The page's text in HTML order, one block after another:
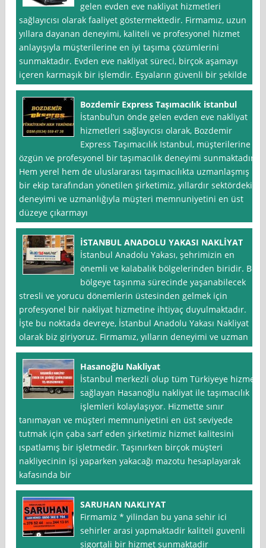
gelen evden eve nakliyat hizmetleri
sağlayıcısı olarak faaliyet göstermektedir. Firmamız, uzun
yıllara dayanan deneyimi, kaliteli ve profesyonel hizmet
anlayışıyla müşterilerine en iyi taşıma çözümlerini
sunmaktadır. Evden eve nakliyat süreci, birçok aşamayı
içeren karmaşık bir işlemdir. Eşyaların güvenli bir şekilde
Bozdemir Express Taşımacılık istanbul
İstanbul‘un önde gelen evden eve nakliyat
hizmetleri sağlayıcısı olarak, Bozdemir
Express Taşımacılık Istanbul, müşterilerine
özgün ve profesyonel bir taşımacılık deneyimi sunmaktadır.
Hem yerel hem de uluslararası taşımacılıkta uzmanlaşmış
bir ekip tarafından yönetilen şirketimiz, yıllardır sektördeki
deneyimi ve uzmanlığıyla müşteri memnuniyetini en üst
düzeye çıkarmayı
İSTANBUL ANADOLU YAKASI NAKLİYAT
İstanbul Anadolu Yakası, şehrimizin en
önemli ve kalabalık bölgelerinden biridir. Bu
bölgeye taşınma sürecinde yaşanabilecek
stresli ve yorucu dönemlerin üstesinden gelmek için
profesyonel bir nakliyat hizmetine ihtiyaç duyulmaktadır.
İşte bu noktada devreye, İstanbul Anadolu Yakası Nakliyat
olarak biz giriyoruz. Firmamız, yılların deneyimi ve uzman
Hasanoğlu Nakliyat
İstanbul merkezli olup tüm Türkiyeye hizmet
sağlayan Hasanoğlu nakliyat ile taşımacılık
işlemleri kolaylaşıyor. Hizmette sınır
tanımayan ve müşteri memnuniyetini en üst seviyede
tutmak için çaba sarf eden şirketimiz hizmet kalitesini
ıspatlamış bir işletmedir. Taşınırken birçok müşteri
nakliyecinin işi yaparken yakacağı mazotu hesaplayarak
kafasında bir
SARUHAN NAKLIYAT
Firmamiz * yilindan bu yana sehir ici
sehirler arasi yapmaktadir kaliteli guvenli
sigortali bir hizmet sunmaktadir